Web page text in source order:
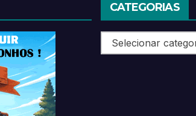
CATEGORIAS
Categorias